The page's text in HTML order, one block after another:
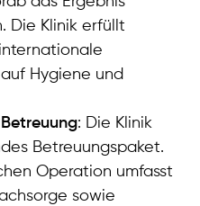
Die Klinik erfüllt
Hygiene und
: Die Klinik
Betreuungspaket.
Operation umfasst
sowie